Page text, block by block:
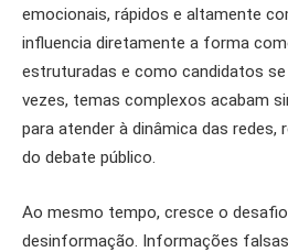
emocionais, rápidos e altamente
influencia diretamente a forma
estruturadas e como candidatos
vezes, temas complexos acabam
para atender à dinâmica das redes,
do debate público.
Ao mesmo tempo, cresce o
desinformação. Informações